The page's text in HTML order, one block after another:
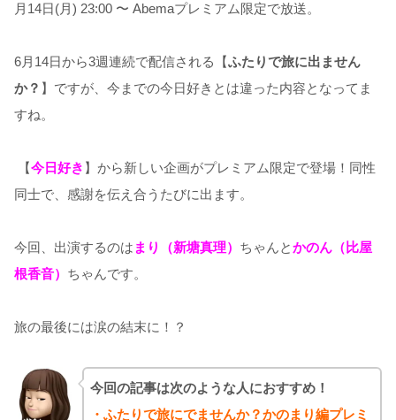
月14日(月) 23:00 〜 Abemaプレミアム限定で放送。
6月14日から3週連続で配信される【ふたりで旅に出ません
か？ 】ですが、今までの今日好きとは違った内容となってま
すね。
【今日好き 】から新しい企画がプレミアム限定で登場！同性
同士で、感謝を伝え合うたびに出ます。
今回、出演するのは まり（新塘真理） ちゃんとかのん（比屋
根香音） ちゃんです。
旅の最後には涙の結末に！？
今回の記事は次のような人におすすめ！
・ふたりで旅にでませんか？かのまり編プレミ